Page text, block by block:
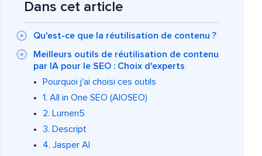
Dans cet article
Qu'est-ce que la réutilisation de contenu ?
Meilleurs outils de réutilisation de contenu
par IA pour le SEO : Choix d'experts
Pourquoi j'ai choisi ces outils
1. All in One SEO (AIOSEO)
2. Lumen5
3. Descript
4. Jasper AI